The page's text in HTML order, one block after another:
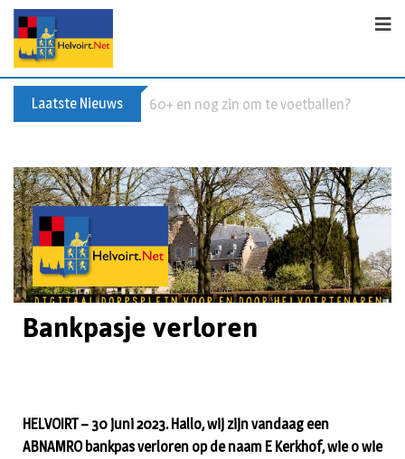
Laatste Nieuws Buxusplanten in brand in Biezenmortel,
Bankpasje verloren
HELVOIRT – 30 juni 2023. Hallo, wij zijn vandaag een
ABNAMRO bankpas verloren op de naam E Kerkhof, wie o wie